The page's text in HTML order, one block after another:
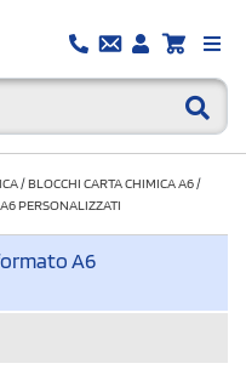
/BLOCCHI CARTA CHIMICA A6/
PERSONALIZZATI
A6